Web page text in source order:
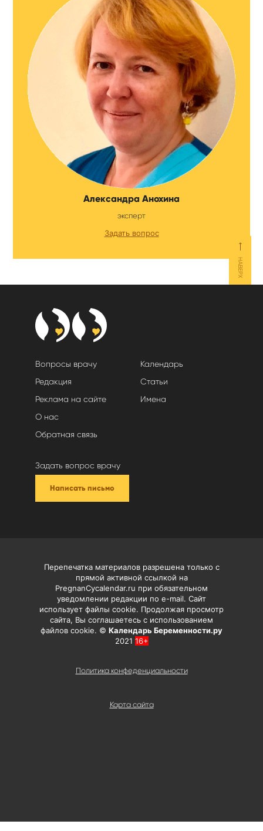
Александра Анохина
эксперт
Задать вопрос
⟵
НАВЕРХ
Вопросы врачу
Редакция
Реклама на сайте
О нас
Обратная связь
Календарь
Статьи
Имена
Задать вопрос врачу
Написать письмо
Карта сайта
Перепечатка материалов разрешена только с
прямой активной ссылкой на
PregnanCycalendar.ru при обязательном
уведомлении редакции по e-mail. Сайт
использует файлы cookie. Продолжая просмотр
сайта, Вы соглашаетесь с использованием
файлов cookie. © Календарь Беременности.ру
2021 16+
Политика конфеденциальности